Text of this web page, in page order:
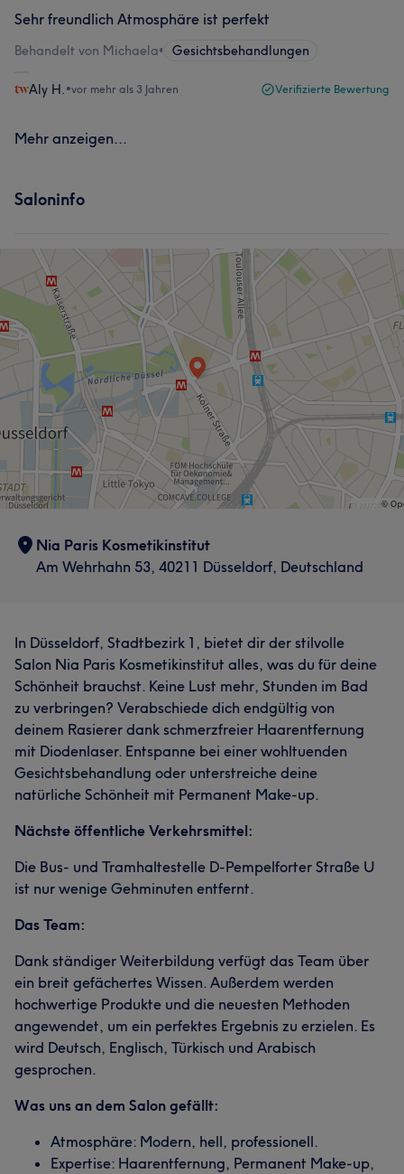
Sehr freundlich Atmosphäre ist perfekt
Behandelt von Michaela• Gesichtsbehandlungen
Aly H. •vor mehr als 3 Jahren Verifizierte Bewertung
Mehr anzeigen...
Saloninfo
Nia Paris Kosmetikinstitut
Am Wehrhahn 53, 40211 Düsseldorf, Deutschland
In Düsseldorf, Stadtbezirk 1, bietet dir der stilvolle
Salon Nia Paris Kosmetikinstitut alles, was du für deine
Schönheit brauchst. Keine Lust mehr, Stunden im Bad
zu verbringen? Verabschiede dich endgültig von
deinem Rasierer dank schmerzfreier Haarentfernung
mit Diodenlaser. Entspanne bei einer wohltuenden
Gesichtsbehandlung oder unterstreiche deine
natürliche Schönheit mit Permanent Make-up.
Nächste öffentliche Verkehrsmittel:
Die Bus- und Tramhaltestelle D-Pempelforter Straße U
ist nur wenige Gehminuten entfernt.
Das Team:
Dank ständiger Weiterbildung verfügt das Team über
ein breit gefächertes Wissen. Außerdem werden
hochwertige Produkte und die neuesten Methoden
angewendet, um ein perfektes Ergebnis zu erzielen. Es
wird Deutsch, Englisch, Türkisch und Arabisch
gesprochen.
Was uns an dem Salon gefällt:
Atmosphäre: Modern, hell, professionell.
Expertise: Haarentfernung, Permanent Make-up,